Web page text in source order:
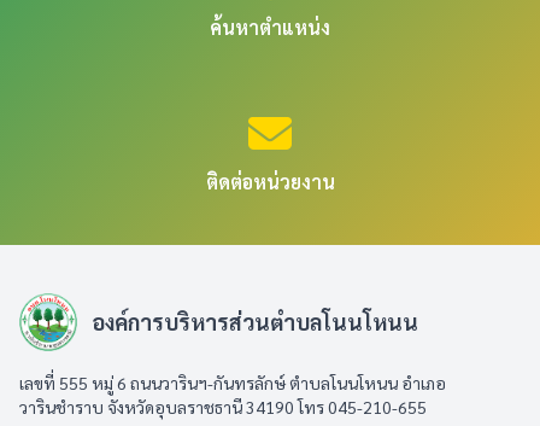
ค้นหาตำแหน่ง
ติดต่อหน่วยงาน
องค์การบริหารส่วนตำบลโนนโหนน
เลขที่ 555 หมู่ 6 ถนนวารินฯ-กันทรลักษ์ ตำบลโนนโหนน อำเภอ
วารินชำราบ จังหวัดอุบลราชธานี 34190 โทร 045-210-655